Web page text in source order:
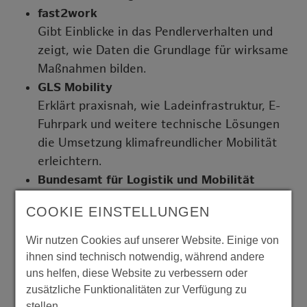
COOKIE EINSTELLUNGEN
Wir nutzen Cookies auf unserer Website. Einige von
ihnen sind technisch notwendig, während andere
uns helfen, diese Website zu verbessern oder
zusätzliche Funktionalitäten zur Verfügung zu
fast2work
Gibt Einblicke in das Pendlerverhalten und
zeigt, wie Daten die Grundlage für wirksame
Maßnahmen bilden.
GLS Mobility
Erklärt praxisnah, wie Ladeinfrastruktur, E-
Fuhrpark und weitere technische Lösungen
die Umsetzung klimafreundlicher Mobilität
erleichtern.
Bundesamt für Logistik und Mobilität
Gibt Einblicke in Praxisprojekte des
betrieblichen Mobilitätsmanagements und
zeigt zentrale Erfolgsfaktoren sowie
Learnings für die Umsetzung in
Unternehmen.